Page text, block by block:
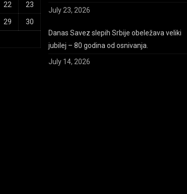
22 23
29 30
July 23, 2026
Danas Savez slepih Srbije obeležava veliki
jubilej – 80 godina od osnivanja.
July 14, 2026